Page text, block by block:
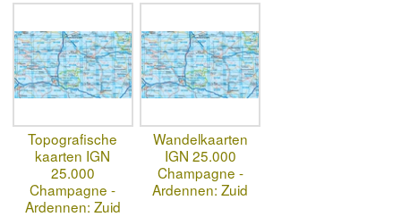
Topografische
kaarten IGN
25.000
Champagne -
Ardennen: Zuid
Wandelkaarten
IGN 25.000
Champagne -
Ardennen: Zuid